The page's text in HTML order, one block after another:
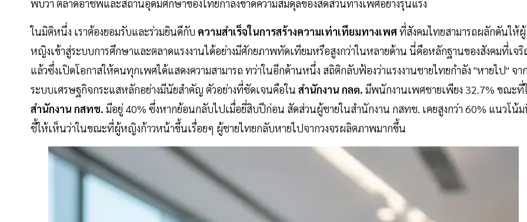
พบว่า ตลาดอาชีพและสถานอุดมศึกษาของไทยกำลังขาดความสมดุลของสัดส่วนทางเพศอย่างรุนแรง
ในมิติหนึ่ง เราต้องยอมรับและร่วมยินดีกับ ความสำเร็จในการสร้างความเท่าเทียมทางเพศที่สังคมไทยสามารถผลักดันให้ผู้
หญิงเข้าสู่ระบบการศึกษาและตลาดแรงงานได้อย่างมีศักยภาพทัดเทียมหรือสูงกว่าในหลายด้าน นี่คือหลักฐานของสังคมที่เจ
แล้วซึ่งเปิดโอกาสให้คนทุกเพศได้แสดงความสามารถ ทว่าในอีกด้านหนึ่ง สถิติกลับฟ้องว่าแรงงานชายไทยกำลัง "หายไป" จา
ระบบเศรษฐกิจกระแสหลักอย่างมีนัยสำคัญ ตัวอย่างที่ชัดเจนคือใน สำนักงาน กลต. มีพนักงานเพศชายเพียง 32.7% ขณะที่
สำนักงาน กสทช. มีอยู่ 40% ซึ่งหากย้อนกลับไปเมื่อยี่สิบปีก่อน สัดส่วนผู้ชายในสำนักงาน กสทช. เคยสูงกว่า 60% แนวโน้
ชี้ให้เห็นว่าในขณะที่ผู้หญิงก้าวหน้าขึ้นเรื่อยๆ ผู้ชายไทยกลับหายไปจากวงจรผลิตภาพมากขึ้น